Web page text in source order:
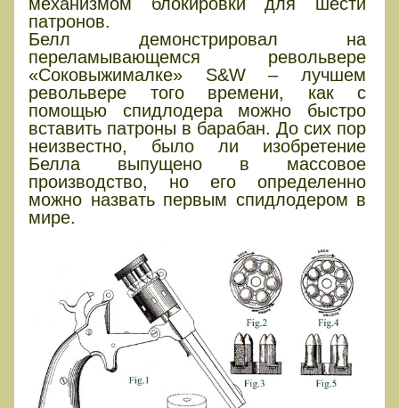
патронов.
Белл демонстрировал на
переламывающемся револьвере
«Соковыжималке» S&W – лучшем
револьвере того времени, как с
помощью спидлодера можно быстро
вставить патроны в барабан. До сих пор
неизвестно, было ли изобретение
Белла выпущено в массовое
производство, но его определенно
можно назвать первым спидлодером в
мире.